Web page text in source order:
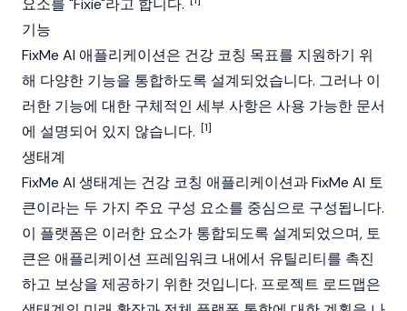
요소를 "Fixie"라고 합니다.
기능
FixMe AI 애플리케이션은 건강 코칭 목표를 지원하기 위
해 다양한 기능을 통합하도록 설계되었습니다. 그러나 이
러한 기능에 대한 구체적인 세부 사항은 사용 가능한 문서
에 설명되어 있지 않습니다. [1]
생태계
FixMe AI 생태계는 건강 코칭 애플리케이션과 FixMe AI 토
큰이라는 두 가지 주요 구성 요소를 중심으로 구성됩니다.
이 플랫폼은 이러한 요소가 통합되도록 설계되었으며, 토
큰은 애플리케이션 프레임워크 내에서 유틸리티를 촉진
하고 보상을 제공하기 위한 것입니다. 프로젝트 로드맵은